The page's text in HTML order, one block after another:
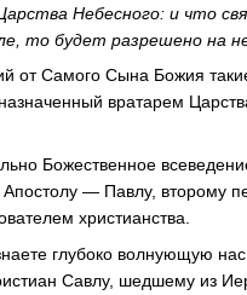
Небесного: и что
то будет разрешено на
от Самого Сына Божия
вратарем
Божественное
Апостолу — Павлу, второму
христианства.
глубоко волнующую
Савлу, шедшему из